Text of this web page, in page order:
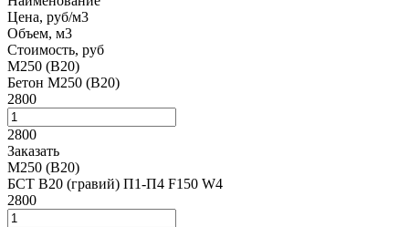
Цена, руб/м3
Объем, м3
Стоимость, руб
М250 (B20)
Бетон М250 (В20)
2800
2800
Заказать
М250 (B20)
БСТ В20 (гравий) П1-П4 F150 W4
2800